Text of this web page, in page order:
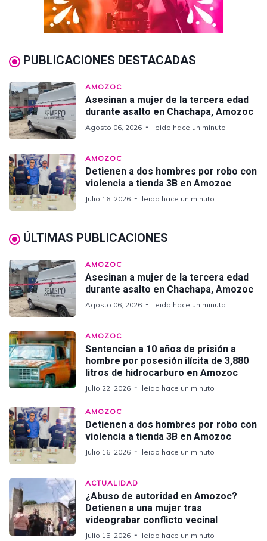
PUBLICACIONES DESTACADAS
AMOZOC
Asesinan a mujer de la tercera edad
durante asalto en Chachapa, Amozoc
Agosto 06, 2026 leido hace un minuto
AMOZOC
Detienen a dos hombres por robo con
violencia a tienda 3B en Amozoc
Julio 16, 2026 leido hace un minuto
ÚLTIMAS PUBLICACIONES
AMOZOC
Asesinan a mujer de la tercera edad
durante asalto en Chachapa, Amozoc
Agosto 06, 2026 leido hace un minuto
AMOZOC
Sentencian a 10 años de prisión a
hombre por posesión ilícita de 3,880
litros de hidrocarburo en Amozoc
Julio 22, 2026 leido hace un minuto
AMOZOC
Detienen a dos hombres por robo con
violencia a tienda 3B en Amozoc
Julio 16, 2026 leido hace un minuto
ACTUALIDAD
¿Abuso de autoridad en Amozoc?
Detienen a una mujer tras
videograbar conflicto vecinal
Julio 15, 2026 leido hace un minuto